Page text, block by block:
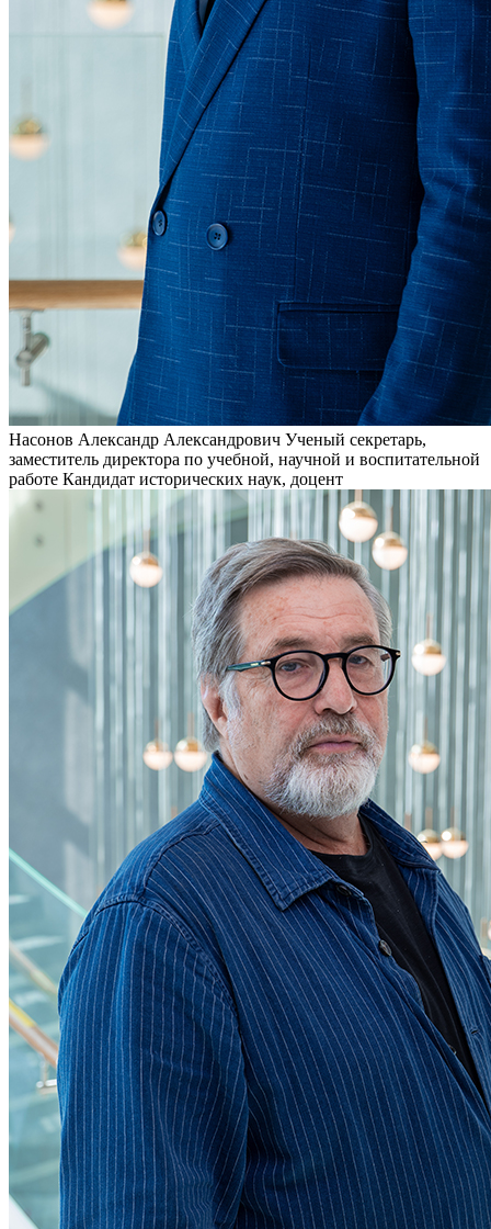
Насонов Александр Александрович Ученый секретарь,
заместитель директора по учебной, научной и воспитательной
работе Кандидат исторических наук, доцент